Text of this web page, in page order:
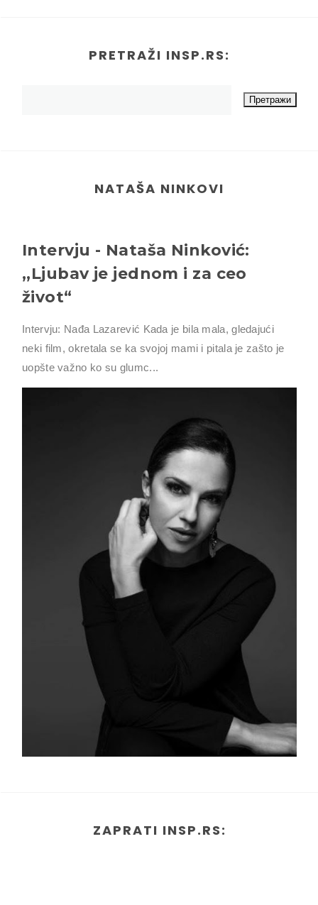
PRETRAŽI INSP.RS:
NATAŠA NINKOVI
Intervju - Nataša Ninković:
,,Ljubav je jednom i za ceo
život“
Intervju: Nađa Lazarević Kada je bila mala, gledajući
neki film, okretala se ka svojoj mami i pitala je zašto je
uopšte važno ko su glumc...
ZAPRATI INSP.RS: